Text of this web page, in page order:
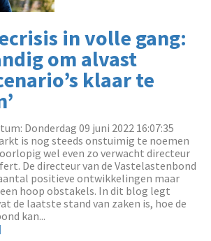
in volle gang:
om alvast
klaar te
Donderdag 09 juni 2022 16:07:35
is nog steeds onstuimig te noemen
wel even zo verwacht directeur
De directeur van de Vastelastenbond
positieve ontwikkelingen maar
hoop obstakels. In dit blog legt
de laatste stand van zaken is, hoe de
kan...